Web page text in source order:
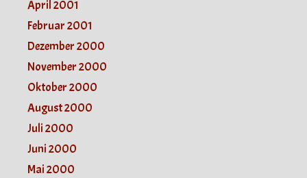
April 2001
Februar 2001
Dezember 2000
November 2000
Oktober 2000
August 2000
Juli 2000
Juni 2000
Mai 2000